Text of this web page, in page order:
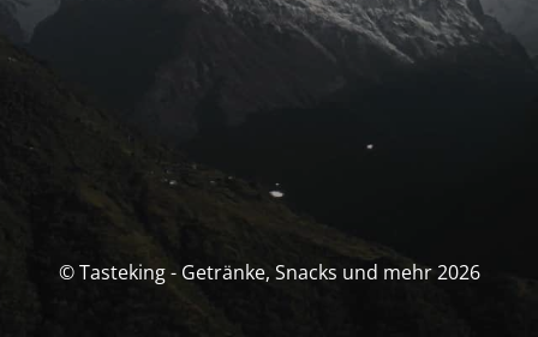
© Tasteking - Getränke, Snacks und mehr 2026